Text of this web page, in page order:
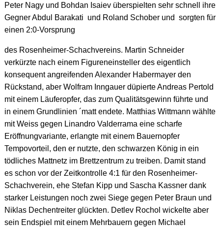
Peter Nagy und Bohdan Isaiev überspielten sehr schnell ihre
Gegner Abdul Barakati und Roland Schober und sorgten für
einen 2:0-Vorsprung
des Rosenheimer-Schachvereins. Martin Schneider
verkürzte nach einem Figureneinsteller des eigentlich
konsequent angreifenden Alexander Habermayer den
Rückstand, aber Wolfram Inngauer düpierte Andreas Pertold
mit einem Läuferopfer, das zum Qualitätsgewinn führte und
in einem Grundlinien ´matt endete. Matthias Wittmann wählte
mit Weiss gegen Linandro Valderrama eine scharfe
Eröffnungvariante, erlangte mit einem Bauernopfer
Tempovorteil, den er nutzte, den schwarzen König in ein
tödliches Mattnetz im Brettzentrum zu treiben. Damit stand
es schon vor der Zeitkontrolle 4:1 für den Rosenheimer-
Schachverein, ehe Stefan Kipp und Sascha Kassner dank
starker Leistungen noch zwei Siege gegen Peter Braun und
Niklas Dechentreiter glückten. Detlev Rochol wickelte aber
sein Endspiel mit einem Mehrbauern gegen Michael